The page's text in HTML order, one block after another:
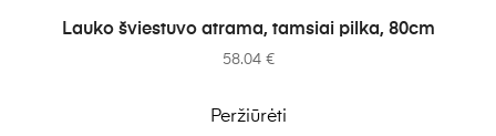
Į KREPŠELĮ
Lauko šviestuvo atrama, tamsiai pilka, 80cm
58.04 €
Peržiūrėti